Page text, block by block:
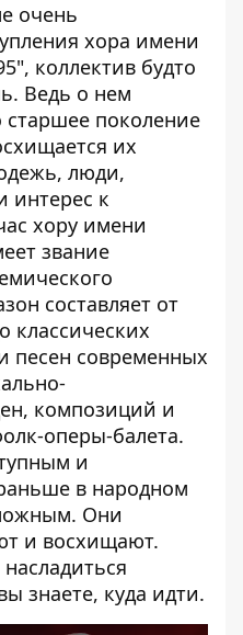
очень
хора имени
, коллектив будто
Ведь о нем
старшее поколение
их
люди,
интерес к
хору имени
звание
составляет от
классических
песен современных
композиций и
оперы-балета.
и
в народном
Они
и восхищают.
знаете, куда идти.